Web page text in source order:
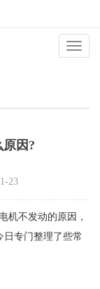
>
因?
23
机不发动的原因，
专门整理了些常